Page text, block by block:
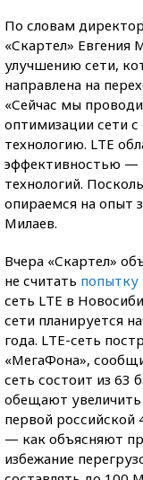
По словам
«Скартел» Евгения
улучшению сети,
направлена на
«Сейчас мы
оптимизации сети
технологию. LTE
эффективностью —
технологий.
опираемся на опыт
Милаев.
Вчера «Скартел»
не считать попытку
сеть LTE в
сети планируется
года. LTE-сеть
«МегаФона»,
сеть состоит из 63
обещают
первой российской
— как объясняют
избежание